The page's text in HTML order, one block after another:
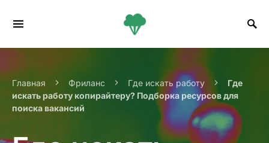
Главная Фриланс Где искать работу
Где
искать работу копирайтеру? Подборка ресурсов для
поиска вакансий